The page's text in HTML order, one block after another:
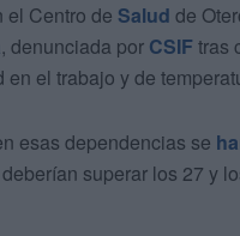
el Centro de Salud de
, denunciada por CSIF tras
en el trabajo y de
esas dependencias se
superar los 27 y